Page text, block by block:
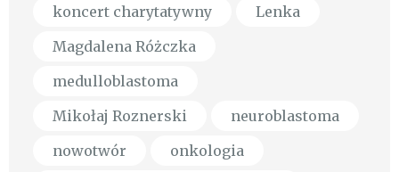
koncert charytatywny
Lenka
Magdalena Różczka
medulloblastoma
Mikołaj Roznerski
neuroblastoma
nowotwór
onkologia